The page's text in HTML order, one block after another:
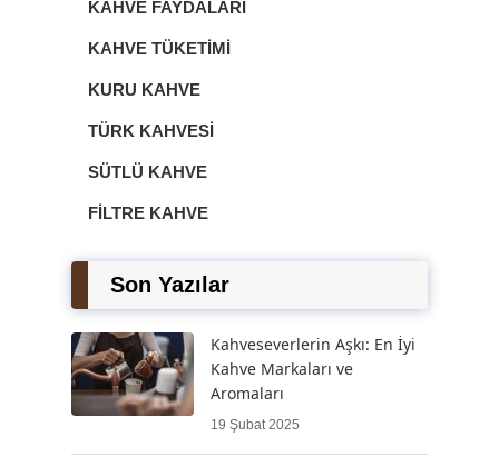
KAHVE FAYDALARI
KAHVE TÜKETIMI
KURU KAHVE
TÜRK KAHVESI
SÜTLÜ KAHVE
FILTRE KAHVE
Son Yazılar
Kahveseverlerin Aşkı: En İyi
Kahve Markaları ve
Aromaları
19 Şubat 2025